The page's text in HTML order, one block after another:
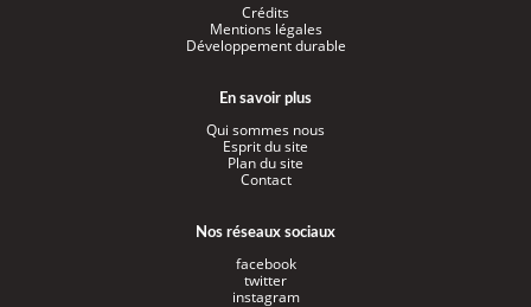
Crédits
Mentions légales
Développement durable
En savoir plus
Qui sommes nous
Esprit du site
Plan du site
Contact
Nos réseaux sociaux
facebook
twitter
instagram